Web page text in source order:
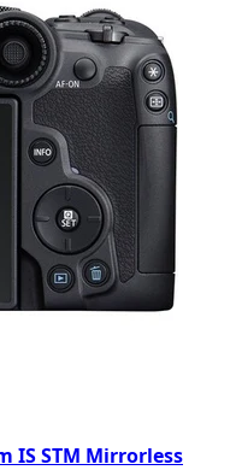
IS STM Mirrorless